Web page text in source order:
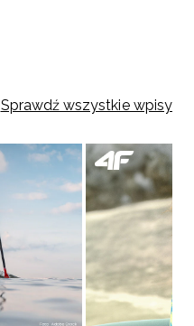
Sprawdź wszystkie wpisy